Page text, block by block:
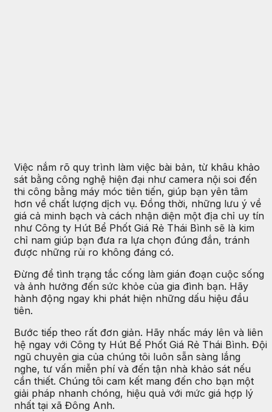
Việc nắm rõ quy trình làm việc bài bản, từ khâu khảo
sát bằng công nghệ hiện đại như camera nội soi đến
thi công bằng máy móc tiên tiến, giúp bạn yên tâm
hơn về chất lượng dịch vụ. Đồng thời, những lưu ý về
giá cả minh bạch và cách nhận diện một địa chỉ uy tín
như Công ty Hút Bể Phốt Giá Rẻ Thái Bình sẽ là kim
chỉ nam giúp bạn đưa ra lựa chọn đúng đắn, tránh
được những rủi ro không đáng có.
Đừng để tình trạng tắc cống làm gián đoạn cuộc sống
và ảnh hưởng đến sức khỏe của gia đình bạn. Hãy
hành động ngay khi phát hiện những dấu hiệu đầu
tiên.
Bước tiếp theo rất đơn giản. Hãy nhấc máy lên và liên
hệ ngay với Công ty Hút Bể Phốt Giá Rẻ Thái Bình. Đội
ngũ chuyên gia của chúng tôi luôn sẵn sàng lắng
nghe, tư vấn miễn phí và đến tận nhà khảo sát nếu
cần thiết. Chúng tôi cam kết mang đến cho bạn một
giải pháp nhanh chóng, hiệu quả với mức giá hợp lý
nhất tại xã Đông Anh.